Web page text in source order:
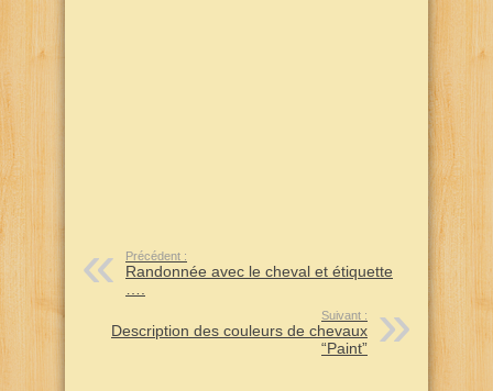
Précédent :
Randonnée avec le cheval et étiquette
Suivant :
Description des couleurs de chevaux
“Paint”